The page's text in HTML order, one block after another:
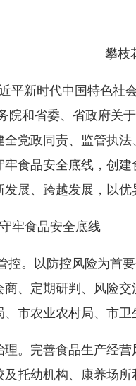
攀枝
时代中国特色社会
院和省委、省政府关
党政同责、监管执
食品安全底线，创
展、跨越发展，以优
食品安全底线
以防控风险为首要
、定期研判、风险
、市农业农村局、市
完善食品生产经营
托幼机构、康养场